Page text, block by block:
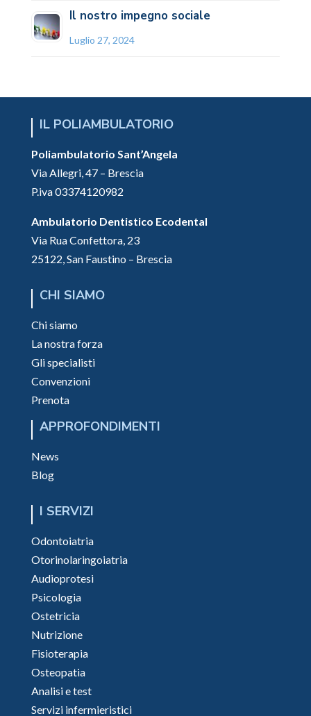
Il nostro impegno sociale
Luglio 27, 2024
IL POLIAMBULATORIO
Poliambulatorio Sant’Angela
Via Allegri, 47 – Brescia
P.iva 03374120982
Ambulatorio Dentistico Ecodental
Via Rua Confettora, 23
25122, San Faustino – Brescia
CHI SIAMO
Chi siamo
La nostra forza
Gli specialisti
Convenzioni
Prenota
APPROFONDIMENTI
News
Blog
I SERVIZI
Odontoiatria
Otorinolaringoiatria
Audioprotesi
Psicologia
Ostetricia
Nutrizione
Fisioterapia
Osteopatia
Analisi e test
Servizi infermieristici